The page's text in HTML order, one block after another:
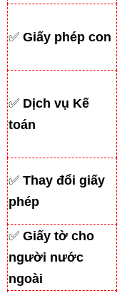
✅ Giấy phép con
✅ Dịch vụ Kế
toán
✅ Thay đổi giấy
phép
✅ Giấy tờ cho
người nước
ngoài